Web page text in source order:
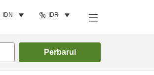
IDN IDR
Perbarui
Cari kamar